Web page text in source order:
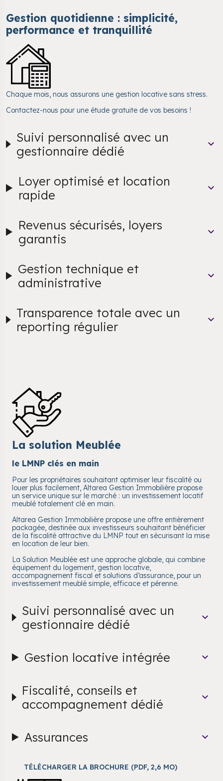
Gestion quotidienne : simplicité,
performance et tranquillité
Chaque mois, nous assurons une gestion locative sans stress.
Contactez-nous pour une étude gratuite de vos besoins !
Suivi personnalisé avec un
gestionnaire dédié
Loyer optimisé et location
rapide
Revenus sécurisés, loyers
garantis
Gestion technique et
administrative
Transparence totale avec un
reporting régulier
La solution Meublée
le LMNP clés en main
Pour les propriétaires souhaitant optimiser leur fiscalité ou
louer plus facilement, Altarea Gestion Immobilière propose
un service unique sur le marché : un investissement locatif
meublé totalement clé en main.
Altarea Gestion Immobilière propose une offre entièrement
packagée, destinée aux investisseurs souhaitant bénéficier
de la fiscalité attractive du LMNP tout en sécurisant la mise
en location de leur bien.
La Solution Meublée est une approche globale, qui combine
équipement du logement, gestion locative,
accompagnement fiscal et solutions d’assurance, pour un
investissement meublé simple, efficace et pérenne.
Suivi personnalisé avec un
gestionnaire dédié
Gestion locative intégrée
Fiscalité, conseils et
accompagnement dédié
Assurances
TÉLÉCHARGER LA BROCHURE (PDF, 2,6 MO)